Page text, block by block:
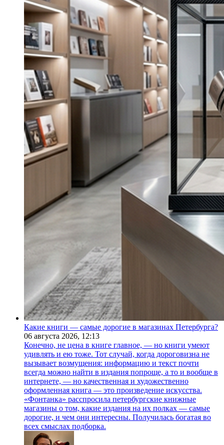
Какие книги — самые дорогие в магазинах Петербурга?
06 августа 2026, 12:13
Конечно, не цена в книге главное, — но книги умеют
удивлять и ею тоже. Тот случай, когда дороговизна не
вызывает возмущения: информацию и текст почти
всегда можно найти в издания попроще, а то и вообще в
интернете, — но качественная и художественно
оформленная книга — это произведение искусства.
«Фонтанка» расспросила петербургские книжные
магазины о том, какие издания на их полках — самые
дорогие, и чем они интересны. Получилась богатая во
всех смыслах подборка.